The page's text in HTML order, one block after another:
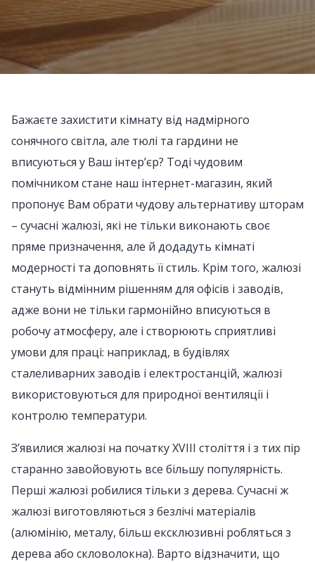
Бажаєте захистити кімнату від надмірного
сонячного світла, але тюлі та гардини не
вписуються у Ваш інтер’єр? Тоді чудовим
помічником стане наш інтернет-магазин, який
пропонує Вам обрати чудову альтернативу шторам
– сучасні жалюзі, які не тільки виконають своє
пряме призначення, але й додадуть кімнаті
модерності та доповнять її стиль. Крім того, жалюзі
стануть відмінним рішенням для офісів і заводів,
адже вони не тільки гармонійно вписуються в
робочу атмосферу, але і створюють сприятливі
умови для праці: наприклад, в будівлях
сталеливарних заводів і електростанцій, жалюзі
використовуються для природної вентиляції і
контролю температури.
З’явилися жалюзі на початку XVIII століття і з тих пір
старанно завойовують все більшу популярність.
Перші жалюзі робилися тільки з дерева. Сучасні ж
жалюзі виготовляються з безлічі матеріалів
(алюмінію, металу, більш ексклюзивні робляться з
дерева або скловолокна). Варто відзначити, що